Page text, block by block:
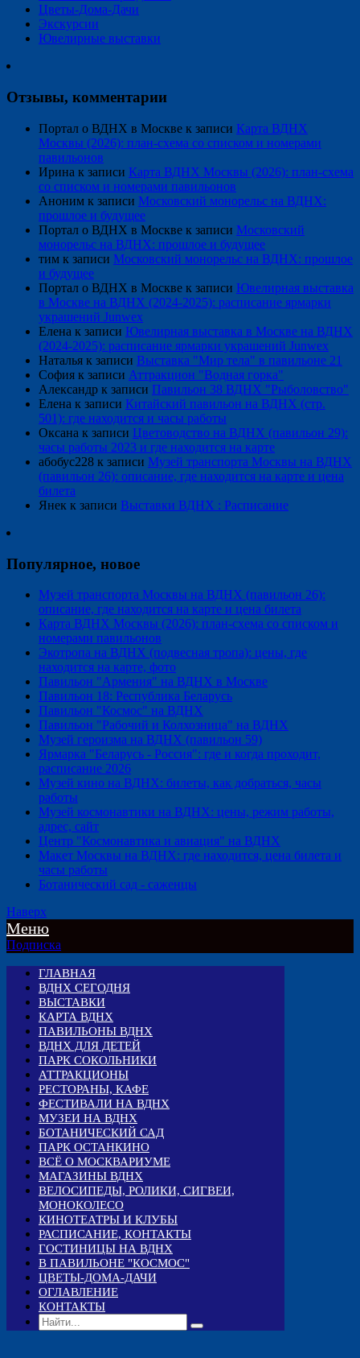
Цветы-Дома-Дачи
Экскурсии
Ювелирные выставки
Отзывы, комментарии
Портал о ВДНХ в Москве к записи Карта ВДНХ
Москвы (2026): план-схема со списком и номерами
павильонов
Ирина к записи Карта ВДНХ Москвы (2026): план-схема
со списком и номерами павильонов
Аноним к записи Московский монорельс на ВДНХ:
прошлое и будущее
Портал о ВДНХ в Москве к записи Московский
монорельс на ВДНХ: прошлое и будущее
тим к записи Московский монорельс на ВДНХ: прошлое
и будущее
Портал о ВДНХ в Москве к записи Ювелирная выставка
в Москве на ВДНХ (2024-2025): расписание ярмарки
украшений Junwex
Елена к записи Ювелирная выставка в Москве на ВДНХ
(2024-2025): расписание ярмарки украшений Junwex
Наталья к записи Выставка "Мир тела" в павильоне 21
София к записи Аттракцион "Водная горка"
Александр к записи Павильон 38 ВДНХ "Рыболовство"
Елена к записи Китайский павильон на ВДНХ (стр.
501): где находится и часы работы
Оксана к записи Цветоводство на ВДНХ (павильон 29):
часы работы 2023 и где находится на карте
абобус228 к записи Музей транспорта Москвы на ВДНХ
(павильон 26): описание, где находится на карте и цена
билета
Янек к записи Выставки ВДНХ : Расписание
Популярное, новое
Музей транспорта Москвы на ВДНХ (павильон 26):
описание, где находится на карте и цена билета
Карта ВДНХ Москвы (2026): план-схема со списком и
номерами павильонов
Экотропа на ВДНХ (подвесная тропа): цены, где
находится на карте, фото
Павильон "Армения" на ВДНХ в Москве
Павильон 18: Республика Беларусь
Павильон "Космос" на ВДНХ
Павильон "Рабочий и Колхозница" на ВДНХ
Музей героизма на ВДНХ (павильон 59)
Ярмарка "Беларусь - Россия": где и когда проходит,
расписание 2026
Музей кино на ВДНХ: билеты, как добраться, часы
работы
Музей космонавтики на ВДНХ: цены, режим работы,
адрес, сайт
Центр "Космонавтика и авиация" на ВДНХ
Макет Москвы на ВДНХ: где находится, цена билета и
часы работы
Ботанический сад - саженцы
Наверх
Меню
Подписка
ГЛАВНАЯ
ВДНХ СЕГОДНЯ
ВЫСТАВКИ
КАРТА ВДНХ
ПАВИЛЬОНЫ ВДНХ
ВДНХ ДЛЯ ДЕТЕЙ
ПАРК СОКОЛЬНИКИ
АТТРАКЦИОНЫ
РЕСТОРАНЫ, КАФЕ
ФЕСТИВАЛИ НА ВДНХ
МУЗЕИ НА ВДНХ
БОТАНИЧЕСКИЙ САД
ПАРК ОСТАНКИНО
ВСЁ О МОСКВАРИУМЕ
МАГАЗИНЫ ВДНХ
ВЕЛОСИПЕДЫ, РОЛИКИ, СИГВЕИ,
МОНОКОЛЕСО
КИНОТЕАТРЫ И КЛУБЫ
РАСПИСАНИЕ, КОНТАКТЫ
ГОСТИНИЦЫ НА ВДНХ
В ПАВИЛЬОНЕ "КОСМОС"
ЦВЕТЫ-ДОМА-ДАЧИ
ОГЛАВЛЕНИЕ
КОНТАКТЫ